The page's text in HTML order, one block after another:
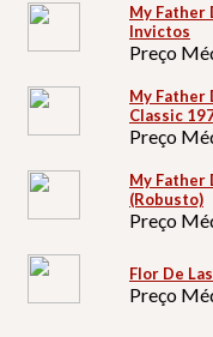
My Father
Invictos
Preço
My Father
Classic
Preço
My Father
(Robusto)
Preço
Flor De
Preço